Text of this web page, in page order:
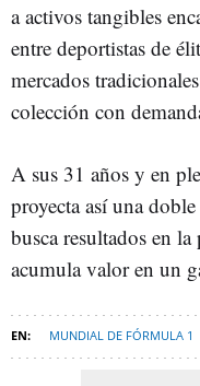
a activos tangibles
entre deportistas de
mercados
colección con
A sus 31 años y en
proyecta así una
busca resultados en
acumula valor en un
MUNDIAL DE FÓRMULA 1